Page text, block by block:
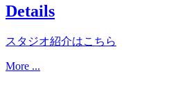
Details
スタジオ紹介はこちら
More ...